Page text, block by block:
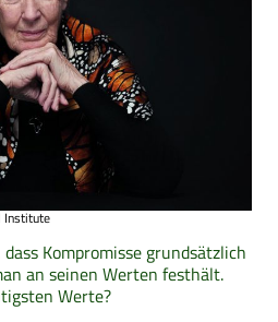
Institute
Kompromisse grundsätzlich
an seinen Werten festhält.
Werte?